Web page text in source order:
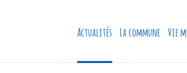
Actualités La commune Vie